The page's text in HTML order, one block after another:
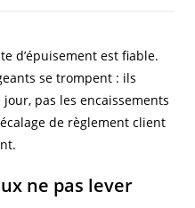
d’épuisement est fiable.
se trompent : ils
pas les encaissements
de règlement client
ne pas lever